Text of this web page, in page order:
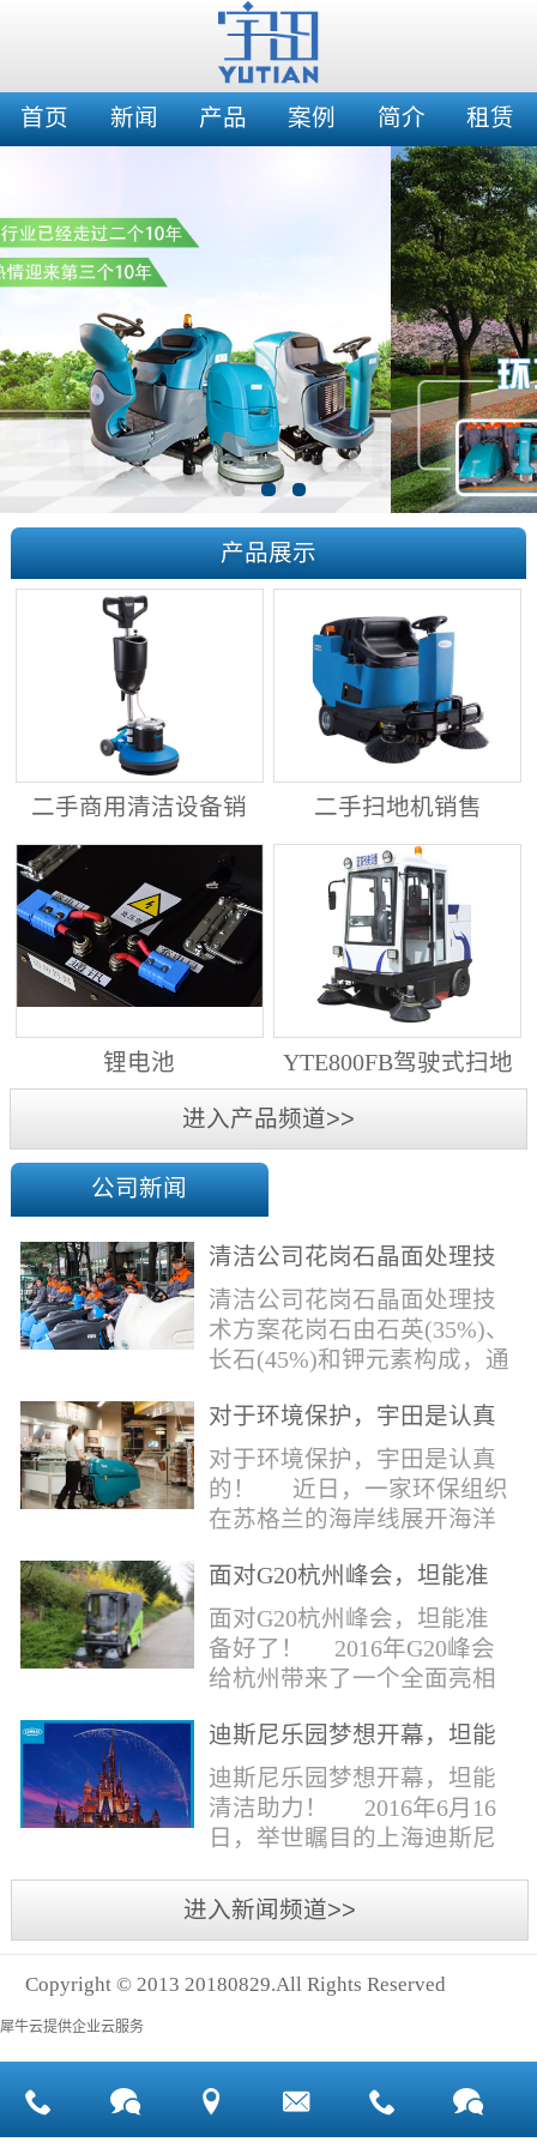
首页 新闻 产品 案例 简介 租赁
产品展示
二手商用清洁设备销
二手扫地机销售
锂电池
YTE800FB驾驶式扫地
进入产品频道>>
公司新闻
清洁公司花岗石晶面处理技
术方案
清洁公司花岗石晶面处理技
术方案花岗石由石英(35%)、
长石(45%)和钾元素构成，通
含有极少量的方解石，表面
能看出具有矿物颗粒的结晶
体，硬度比大理石硬，硬度
在6.5左右。维护比大理石容
染，花岗石的种类根据石英,
同。清洁公司花岗石晶面处
理技术方案有如下要点：
一、清洁设备、工具石材翻
新机、石材晶面处理机、吸
水吸尘器、吹风机、花岗
石...
对于环境保护，宇田是认真
的！
对于环境保护，宇田是认真
的！ 近日，一家环保组织
在苏格兰的海岸线展开海洋
洋塑料垃圾对英国海洋生物
所带来的影响。他们发现至
少有30个海滩存在塑料污染
的情况。 该组织发动当地
动中，希望以此提高公众对
理想中，大海...
面对G20杭州峰会，坦能准
备好了！
面对G20杭州峰会，坦能准
备好了！ 2016年G20峰会
给杭州带来了一个全面亮相
球国际组织和世界人民检阅
的一次大考。多国元首齐聚
杭州，在欣赏美丽西湖景色
的同事，第一印象就是杭州
览城是本次峰会举办的核心
区域，主要囊括了奥体中
心、国际博览中心、超高层
双塔酒店和地铁上盖物业，
迪斯尼乐园梦想开幕，坦能
清洁助力！
迪斯尼乐园梦想开幕，坦能
清洁助力！ 2016年6月16
日，举世瞩目的上海迪斯尼
奇想花园、探险岛、宝藏
湾、明日世界和梦幻世界，
开神秘面纱。根据迪斯尼官
球接待人数最多的迪斯尼乐
园！ 位于浦东新区川...
进入新闻频道>>
Copyright © 2013 20180829.All Rights Reserved
犀牛云提供企业云服务